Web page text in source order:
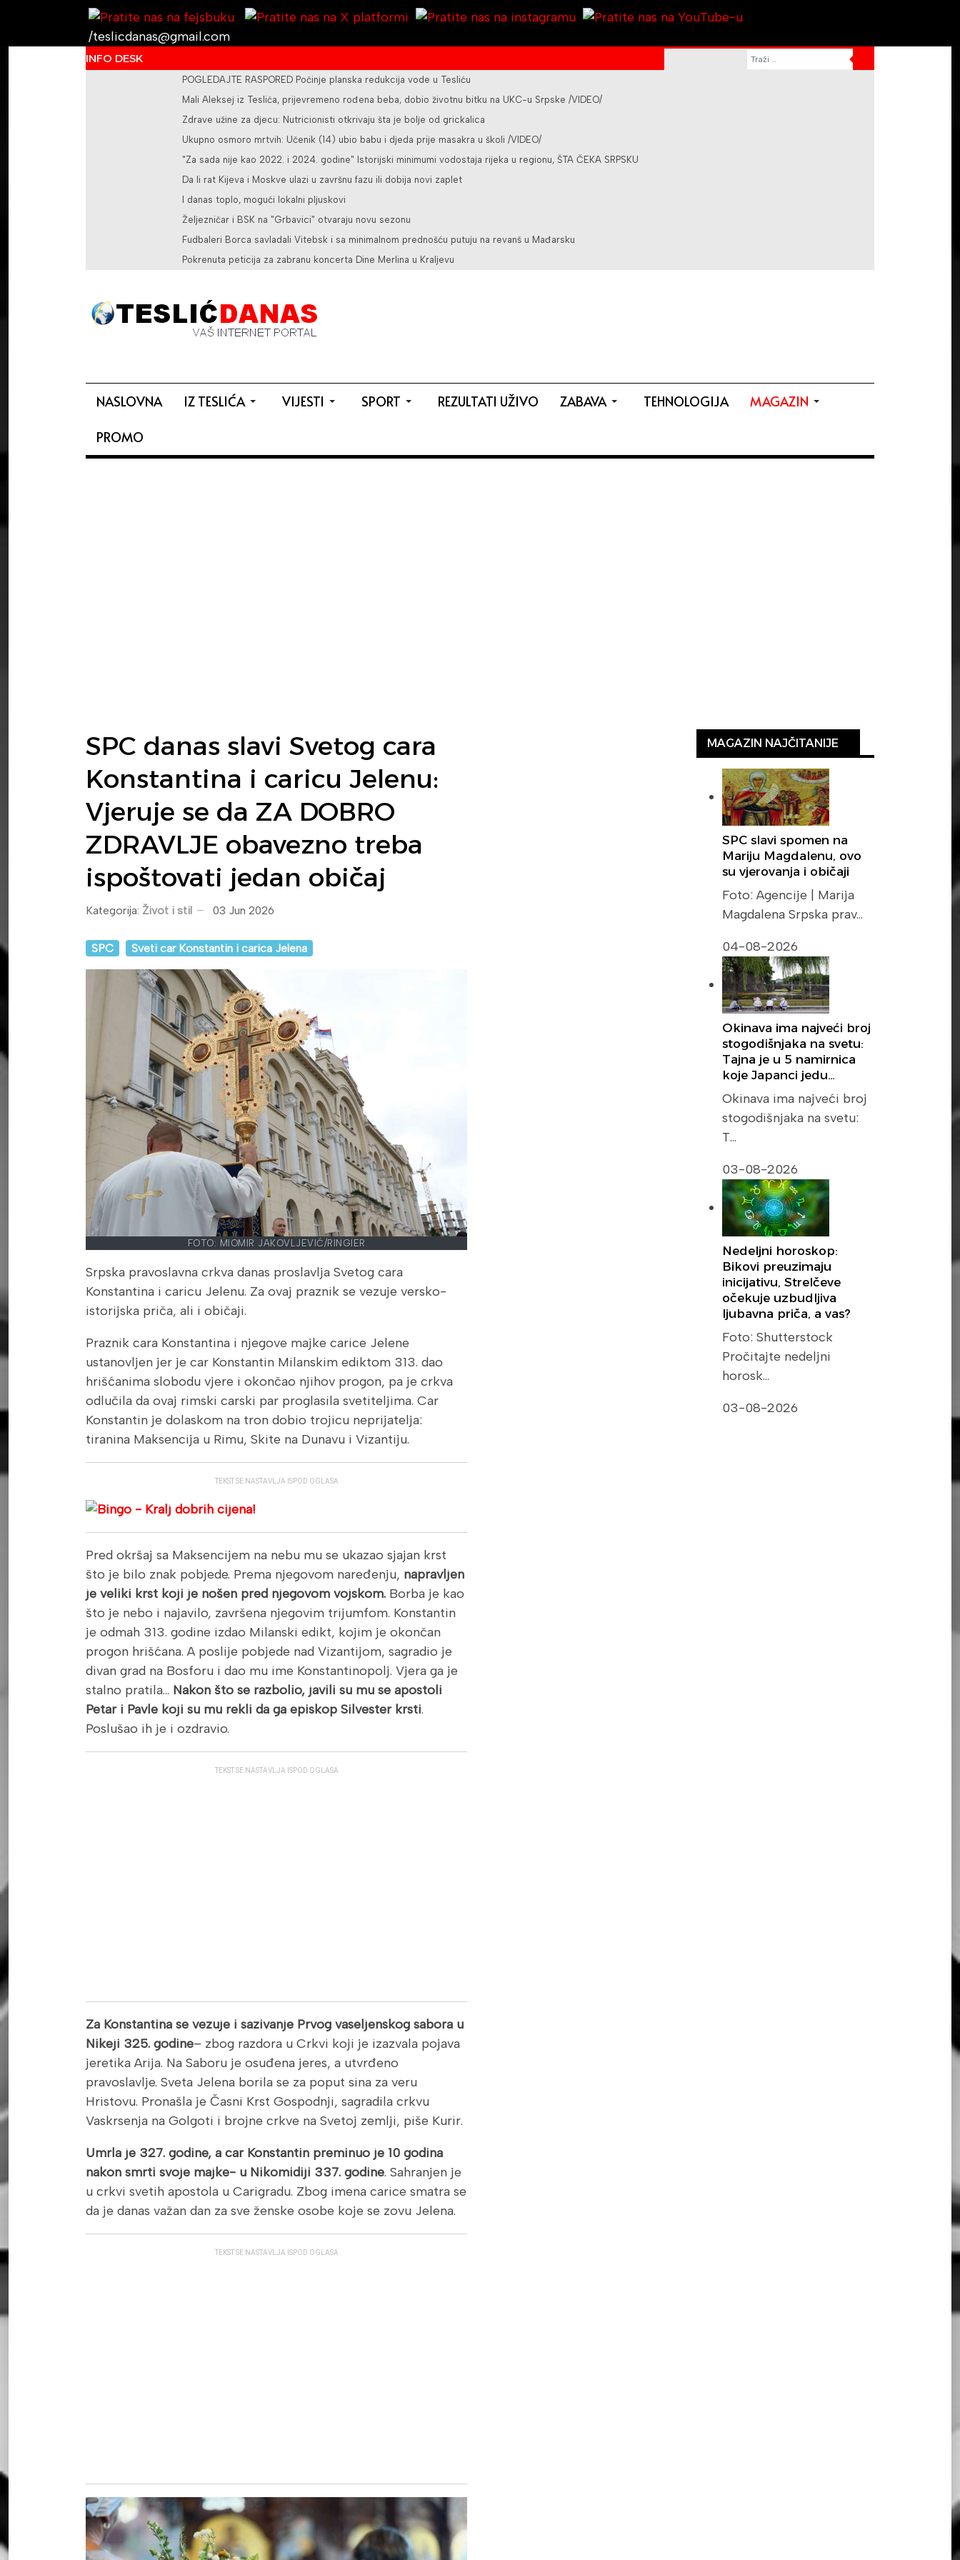
/teslicdanas@gmail.com
INFO DESK
POGLEDAJTE RASPORED Počinje planska redukcija vode u Tesliću
Mali Aleksej iz Teslića, prijevremeno rođena beba, dobio životnu bitku na UKC-u Srpske /VIDEO/
Zdrave užine za djecu: Nutricionisti otkrivaju šta je bolje od grickalica
Ukupno osmoro mrtvih: Učenik (14) ubio babu i djeda prije masakra u školi /VIDEO/
"Za sada nije kao 2022. i 2024. godine" Istorijski minimumi vodostaja rijeka u regionu, ŠTA ČEKA SRPSKU
Da li rat Kijeva i Moskve ulazi u završnu fazu ili dobija novi zaplet
I danas toplo, mogući lokalni pljuskovi
Željezničar i BSK na "Grbavici" otvaraju novu sezonu
Fudbaleri Borca savladali Vitebsk i sa minimalnom prednošću putuju na revanš u Mađarsku
Pokrenuta peticija za zabranu koncerta Dine Merlina u Kraljevu
NASLOVNA IZ TESLIĆA VIJESTI SPORT REZULTATI UŽIVO ZABAVA TEHNOLOGIJA
MAGAZIN
PROMO
SPC danas slavi Svetog cara
Konstantina i caricu Jelenu:
Vjeruje se da ZA DOBRO
ZDRAVLJE obavezno treba
ispoštovati jedan običaj
Kategorija: Život i stil 03 Jun 2026
SPC Sveti car Konstantin i carica Jelena
FOTO: MIOMIR JAKOVLJEVIĆ/RINGIER
Srpska pravoslavna crkva danas proslavlja Svetog cara
Konstantina i caricu Jelenu. Za ovaj praznik se vezuje versko-
istorijska priča, ali i običaji.
Praznik cara Konstantina i njegove majke carice Jelene
ustanovljen jer je car Konstantin Milanskim ediktom 313. dao
hrišćanima slobodu vjere i okončao njihov progon, pa je crkva
odlučila da ovaj rimski carski par proglasila svetiteljima. Car
Konstantin je dolaskom na tron dobio trojicu neprijatelja:
tiranina Maksencija u Rimu, Skite na Dunavu i Vizantiju.
TEKST SE NASTAVLJA ISPOD OGLASA
Pred okršaj sa Maksencijem na nebu mu se ukazao sjajan krst
što je bilo znak pobjede. Prema njegovom naređenju, napravljen
je veliki krst koji je nošen pred njegovom vojskom. Borba je kao
što je nebo i najavilo, završena njegovim trijumfom. Konstantin
je odmah 313. godine izdao Milanski edikt, kojim je okončan
progon hrišćana. A poslije pobjede nad Vizantijom, sagradio je
divan grad na Bosforu i dao mu ime Konstantinopolj. Vjera ga je
stalno pratila… Nakon što se razbolio, javili su mu se apostoli
Petar i Pavle koji su mu rekli da ga episkop Silvester krsti.
Poslušao ih je i ozdravio.
TEKST SE NASTAVLJA ISPOD OGLASA
Za Konstantina se vezuje i sazivanje Prvog vaseljenskog sabora u
Nikeji 325. godine– zbog razdora u Crkvi koji je izazvala pojava
jeretika Arija. Na Saboru je osuđena jeres, a utvrđeno
pravoslavlje. Sveta Jelena borila se za poput sina za veru
Hristovu. Pronašla je Časni Krst Gospodnji, sagradila crkvu
Vaskrsenja na Golgoti i brojne crkve na Svetoj zemlji, piše Kurir.
Umrla je 327. godine, a car Konstantin preminuo je 10 godina
nakon smrti svoje majke- u Nikomidiji 337. godine. Sahranjen je
u crkvi svetih apostola u Carigradu. Zbog imena carice smatra se
da je danas važan dan za sve ženske osobe koje se zovu Jelena.
TEKST SE NASTAVLJA ISPOD OGLASA
MAGAZIN NAJČITANIJE
SPC slavi spomen na
Mariju Magdalenu, ovo
su vjerovanja i običaji
Foto: Agencije | Marija
Magdalena Srpska prav…
04-08-2026
Okinava ima najveći broj
stogodišnjaka na svetu:
Tajna je u 5 namirnica
koje Japanci jedu…
Okinava ima najveći broj
stogodišnjaka na svetu:
T…
03-08-2026
Nedeljni horoskop:
Bikovi preuzimaju
inicijativu, Strelčeve
očekuje uzbudljiva
ljubavna priča, a vas?
Foto: Shutterstock
Pročitajte nedeljni
horosk…
03-08-2026